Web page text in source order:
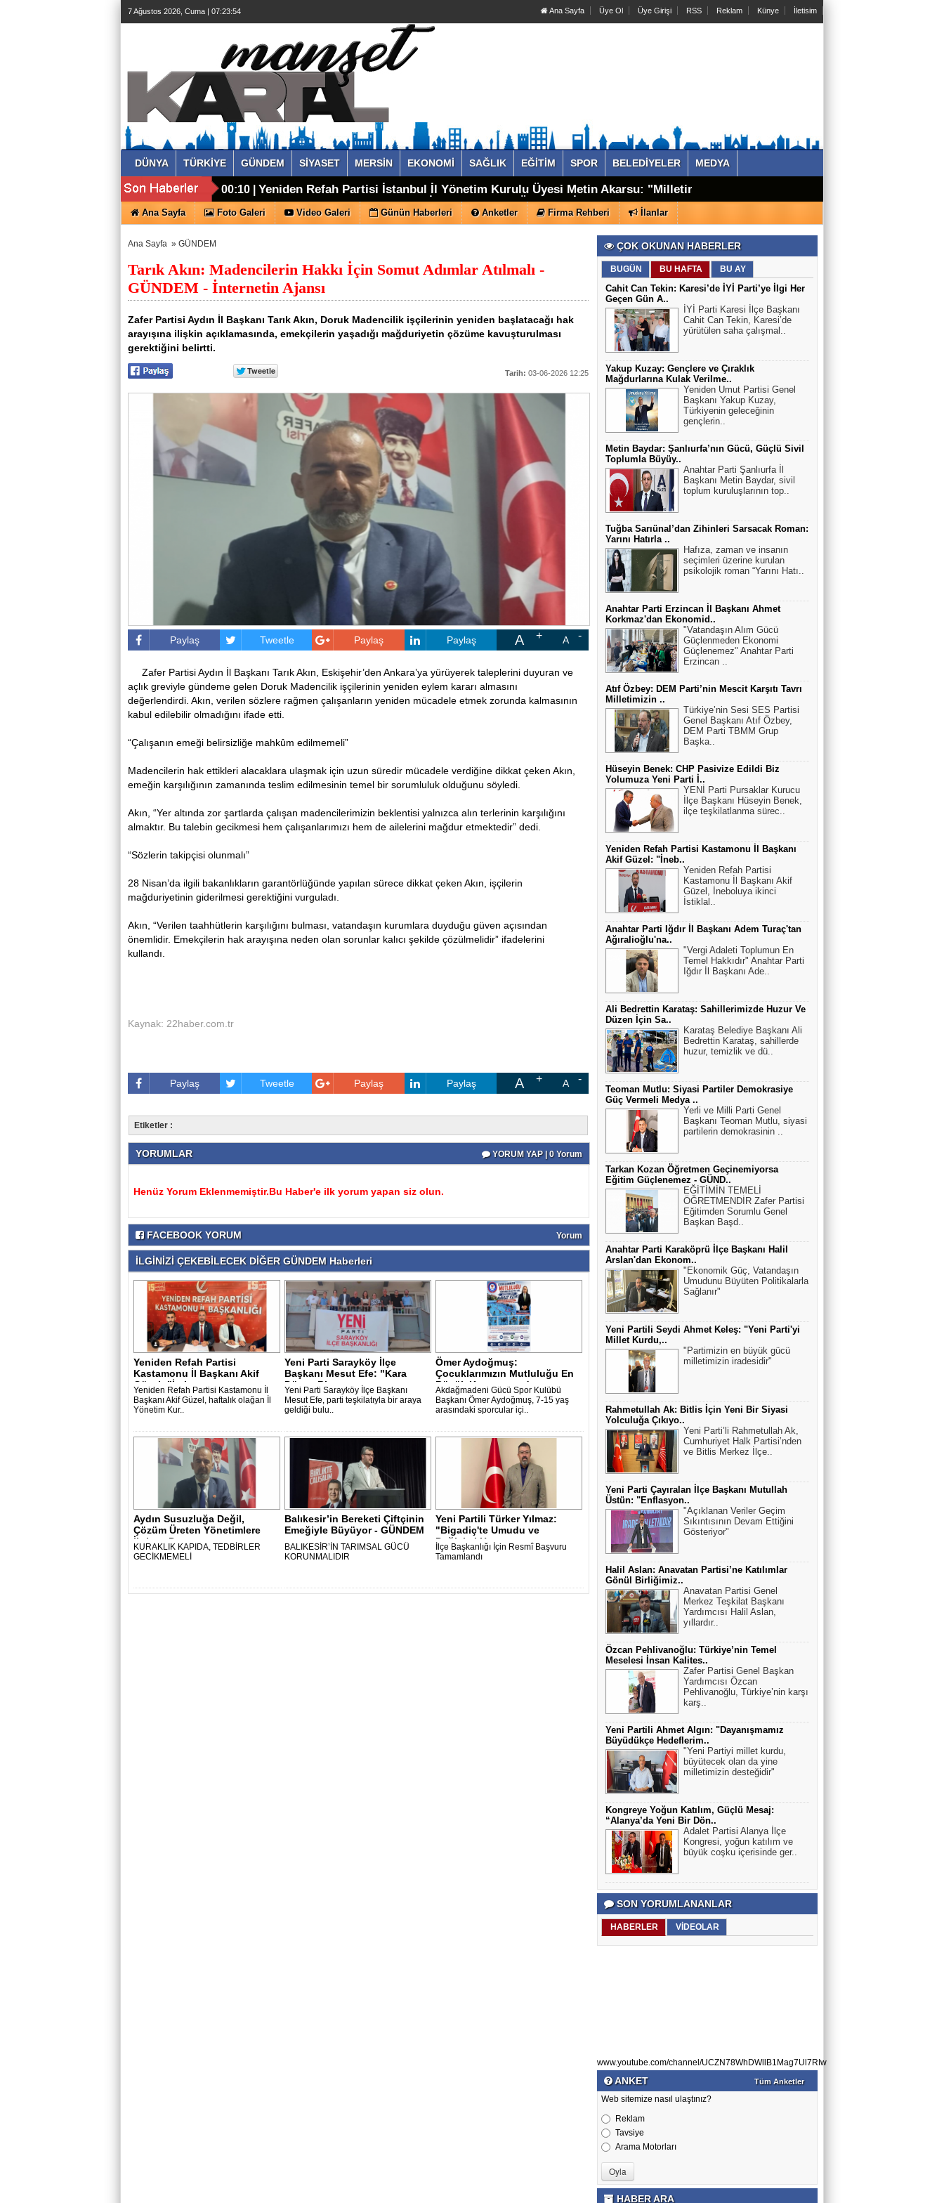
7 Ağustos 2026, Cuma | 07:23:55 Ana Sayfa Üye Ol Üye Girişi RSS Reklam Künye İletisim
DÜNYA TÜRKİYE GÜNDEM SİYASET MERSİN EKONOMİ SAĞLIK EĞİTİM SPOR BELEDİYELER MEDYA
00:10 | Yeniden Refah Partisi İstanbul İl Yönetim Kurulu Üyesi Metin Akarsu: "Milletin
Bilgilendirilmediği Bir Süreç Sağlıklı İlerleyemez" - GÜNDEM - İnternetin Ajansı
Ana Sayfa
Foto Galeri Video Galeri Günün Haberleri Anketler Firma Rehberi İlanlar
Ana Sayfa » GÜNDEM
Tarık Akın: Madencilerin Hakkı İçin Somut Adımlar Atılmalı -
GÜNDEM - İnternetin Ajansı
Zafer Partisi Aydın İl Başkanı Tarık Akın, Doruk Madencilik işçilerinin yeniden başlatacağı hak
arayışına ilişkin açıklamasında, emekçilerin yaşadığı mağduriyetin çözüme kavuşturulması
gerektiğini belirtti.
Tarih: 03-06-2026 12:25
Paylaş Tweetle Paylaş Paylaş A A
Zafer Partisi Aydın İl Başkanı Tarık Akın, Eskişehir’den Ankara’ya yürüyerek taleplerini duyuran ve
açlık greviyle gündeme gelen Doruk Madencilik işçilerinin yeniden eylem kararı almasını
değerlendirdi. Akın, verilen sözlere rağmen çalışanların yeniden mücadele etmek zorunda kalmasının
kabul edilebilir olmadığını ifade etti.
“Çalışanın emeği belirsizliğe mahkûm edilmemeli”
Madencilerin hak ettikleri alacaklara ulaşmak için uzun süredir mücadele verdiğine dikkat çeken Akın,
emeğin karşılığının zamanında teslim edilmesinin temel bir sorumluluk olduğunu söyledi.
Akın, “Yer altında zor şartlarda çalışan madencilerimizin beklentisi yalnızca alın terlerinin karşılığını
almaktır. Bu talebin gecikmesi hem çalışanlarımızı hem de ailelerini mağdur etmektedir” dedi.
“Sözlerin takipçisi olunmalı”
28 Nisan’da ilgili bakanlıkların garantörlüğünde yapılan sürece dikkat çeken Akın, işçilerin
mağduriyetinin giderilmesi gerektiğini vurguladı.
Akın, “Verilen taahhütlerin karşılığını bulması, vatandaşın kurumlara duyduğu güven açısından
önemlidir. Emekçilerin hak arayışına neden olan sorunlar kalıcı şekilde çözülmelidir” ifadelerini
kullandı.
Kaynak: 22haber.com.tr
Paylaş Tweetle Paylaş Paylaş A A
Etiketler :
YORUMLAR YORUM YAP | 0 Yorum
Henüz Yorum Eklenmemiştir.Bu Haber'e ilk yorum yapan siz olun.
FACEBOOK YORUM Yorum
İLGİNİZİ ÇEKEBİLECEK DİĞER GÜNDEM Haberleri
Yeniden Refah Partisi
Kastamonu İl Başkanı Akif
Güzel: "İsti..
Yeniden Refah Partisi Kastamonu İl
Başkanı Akif Güzel, haftalık olağan İl
Yönetim Kur..
Yeni Parti Sarayköy İlçe
Başkanı Mesut Efe: "Kara
Düzen Bite..
Yeni Parti Sarayköy İlçe Başkanı
Mesut Efe, parti teşkilatıyla bir araya
geldiği bulu..
Ömer Aydoğmuş:
Çocuklarımızın Mutluluğu En
Büyük Kazancımızd..
Akdağmadeni Gücü Spor Kulübü
Başkanı Ömer Aydoğmuş, 7-15 yaş
arasındaki sporcular içi..
Aydın Susuzluğa Değil,
Çözüm Üreten Yönetimlere
İhtiyaç Duyu..
KURAKLIK KAPIDA, TEDBİRLER
GECİKMEMELİ
Balıkesir’in Bereketi Çiftçinin
Emeğiyle Büyüyor - GÜNDEM
- ..
BALIKESİR’İN TARIMSAL GÜCÜ
KORUNMALIDIR
Yeni Partili Türker Yılmaz:
"Bigadiç'te Umudu ve
Değişimi He..
İlçe Başkanlığı İçin Resmî Başvuru
Tamamlandı
ÇOK OKUNAN HABERLER
BUGÜN BU HAFTA BU AY
Cahit Can Tekin: Karesi’de İYİ Parti’ye İlgi Her
Geçen Gün A..
İYİ Parti Karesi İlçe Başkanı
Cahit Can Tekin, Karesi’de
yürütülen saha çalışmal..
Yakup Kuzay: Gençlere ve Çıraklık
Mağdurlarına Kulak Verilme..
Yeniden Umut Partisi Genel
Başkanı Yakup Kuzay,
Türkiyenin geleceğinin
gençlerin..
Metin Baydar: Şanlıurfa’nın Gücü, Güçlü Sivil
Toplumla Büyüy..
Anahtar Parti Şanlıurfa İl
Başkanı Metin Baydar, sivil
toplum kuruluşlarının top..
Tuğba Sarıünal’dan Zihinleri Sarsacak Roman:
Yarını Hatırla ..
Hafıza, zaman ve insanın
seçimleri üzerine kurulan
psikolojik roman “Yarını Hatı..
Anahtar Parti Erzincan İl Başkanı Ahmet
Korkmaz'dan Ekonomid..
"Vatandaşın Alım Gücü
Güçlenmeden Ekonomi
Güçlenemez" Anahtar Parti
Erzincan ..
Atıf Özbey: DEM Parti’nin Mescit Karşıtı Tavrı
Milletimizin ..
Türkiye’nin Sesi SES Partisi
Genel Başkanı Atıf Özbey,
DEM Parti TBMM Grup
Başka..
Hüseyin Benek: CHP Pasivize Edildi Biz
Yolumuza Yeni Parti İ..
YENİ Parti Pursaklar Kurucu
İlçe Başkanı Hüseyin Benek,
ilçe teşkilatlanma sürec..
Yeniden Refah Partisi Kastamonu İl Başkanı
Akif Güzel: "İneb..
Yeniden Refah Partisi
Kastamonu İl Başkanı Akif
Güzel, İneboluya ikinci
İstiklal..
Anahtar Parti Iğdır İl Başkanı Adem Turaç'tan
Ağıralioğlu'na..
"Vergi Adaleti Toplumun En
Temel Hakkıdır" Anahtar Parti
Iğdır İl Başkanı Ade..
Ali Bedrettin Karataş: Sahillerimizde Huzur Ve
Düzen İçin Sa..
Karataş Belediye Başkanı Ali
Bedrettin Karataş, sahillerde
huzur, temizlik ve dü..
Teoman Mutlu: Siyasi Partiler Demokrasiye
Güç Vermeli Medya ..
Yerli ve Milli Parti Genel
Başkanı Teoman Mutlu, siyasi
partilerin demokrasinin ..
Tarkan Kozan Öğretmen Geçinemiyorsa
Eğitim Güçlenemez - GÜND..
EĞİTİMİN TEMELİ
ÖĞRETMENDİR Zafer Partisi
Eğitimden Sorumlu Genel
Başkan Başd..
Anahtar Parti Karaköprü İlçe Başkanı Halil
Arslan'dan Ekonom..
"Ekonomik Güç, Vatandaşın
Umudunu Büyüten Politikalarla
Sağlanır"
Yeni Partili Seydi Ahmet Keleş: "Yeni Parti'yi
Millet Kurdu,..
"Partimizin en büyük gücü
milletimizin iradesidir"
Rahmetullah Ak: Bitlis İçin Yeni Bir Siyasi
Yolculuğa Çıkıyo..
Yeni Parti’li Rahmetullah Ak,
Cumhuriyet Halk Partisi’nden
ve Bitlis Merkez İlçe..
Yeni Parti Çayıralan İlçe Başkanı Mutullah
Üstün: "Enflasyon..
"Açıklanan Veriler Geçim
Sıkıntısının Devam Ettiğini
Gösteriyor"
Halil Aslan: Anavatan Partisi’ne Katılımlar
Gönül Birliğimiz..
Anavatan Partisi Genel
Merkez Teşkilat Başkanı
Yardımcısı Halil Aslan,
yıllardır..
Özcan Pehlivanoğlu: Türkiye’nin Temel
Meselesi İnsan Kalites..
Zafer Partisi Genel Başkan
Yardımcısı Özcan
Pehlivanoğlu, Türkiye’nin karşı
karş..
Yeni Partili Ahmet Algın: "Dayanışmamız
Büyüdükçe Hedeflerim..
"Yeni Partiyi millet kurdu,
büyütecek olan da yine
milletimizin desteğidir"
Kongreye Yoğun Katılım, Güçlü Mesaj:
“Alanya’da Yeni Bir Dön..
Adalet Partisi Alanya İlçe
Kongresi, yoğun katılım ve
büyük coşku içerisinde ger..
SON YORUMLANANLAR
HABERLER VİDEOLAR
www.youtube.com/channel/UCZN78WhDWllB1Mag7Ul7RIw
ANKET Tüm Anketler
Web sitemize nasıl ulaştınız?
Reklam
Tavsiye
Arama Motorları
HABER ARA